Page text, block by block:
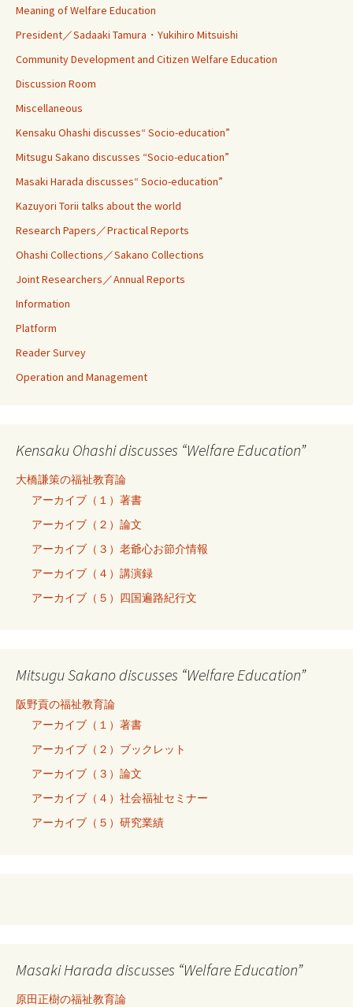
Meaning of Welfare Education
President／Sadaaki Tamura・Yukihiro Mitsuishi
Community Development and Citizen Welfare Education
Discussion Room
Miscellaneous
Kensaku Ohashi discusses“ Socio-education”
Mitsugu Sakano discusses “Socio-education”
Masaki Harada discusses“ Socio-education”
Kazuyori Torii talks about the world
Research Papers／Practical Reports
Ohashi Collections／Sakano Collections
Joint Researchers／Annual Reports
Information
Platform
Reader Survey
Operation and Management
Kensaku Ohashi discusses “Welfare Education”
大橋謙策の福祉教育論
アーカイブ（１）著書
アーカイブ（２）論文
アーカイブ（３）老爺心お節介情報
アーカイブ（４）講演録
アーカイブ（５）四国遍路紀行文
Mitsugu Sakano discusses “Welfare Education”
阪野貢の福祉教育論
アーカイブ（１）著書
アーカイブ（２）ブックレット
アーカイブ（３）論文
アーカイブ（４）社会福祉セミナー
アーカイブ（５）研究業績
Masaki Harada discusses “Welfare Education”
原田正樹の福祉教育論